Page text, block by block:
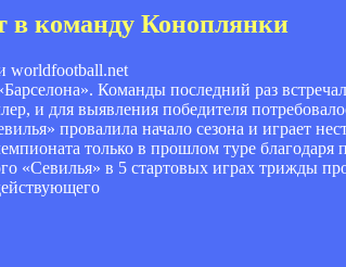
в команду Коноплянки
worldfootball.net
Команды последний раз
и для выявления победителя
провалила начало сезона и играет
только в прошлом туре благодаря
«Севилья» в 5 стартовых играх трижды